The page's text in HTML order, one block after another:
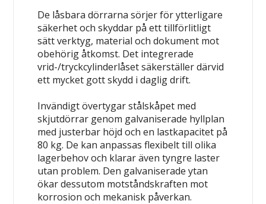
De låsbara dörrarna sörjer för ytterligare
säkerhet och skyddar på ett tillförlitligt
sätt verktyg, material och dokument mot
obehörig åtkomst. Det integrerade
vrid-/tryckcylinderlåset säkerställer därvid
ett mycket gott skydd i daglig drift.
Invändigt övertygar stålskåpet med
skjutdörrar genom galvaniserade hyllplan
med justerbar höjd och en lastkapacitet på
80 kg. De kan anpassas flexibelt till olika
lagerbehov och klarar även tyngre laster
utan problem. Den galvaniserade ytan
ökar dessutom motståndskraften mot
korrosion och mekanisk påverkan.